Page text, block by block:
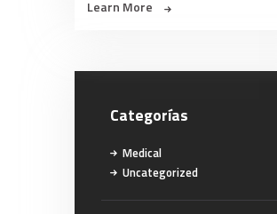
Learn More
Categorías
Medical
Uncategorized